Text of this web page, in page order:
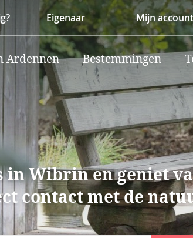
Eigenaar Mijn account
Ardennen Bestemmingen
in Wibrin en geniet
contact met de